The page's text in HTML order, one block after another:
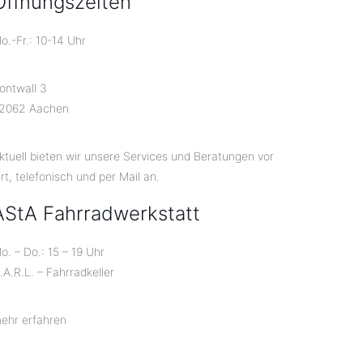
Fr.: 10-14 Uhr
3
Aachen
bieten wir unsere Services und Beratungen vor
telefonisch und per Mail an.
Fahrradwerkstatt
– Do.: 15 – 19 Uhr
– Fahrradkeller
erfahren